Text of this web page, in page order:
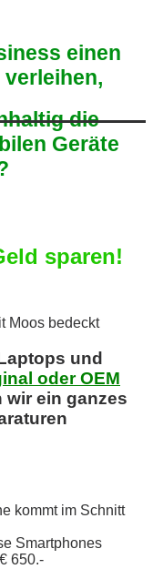
einen
die
Geräte
sparen!
und
oder OEM
wir ein ganzes
kommt im Schnitt
Smartphones
650.-